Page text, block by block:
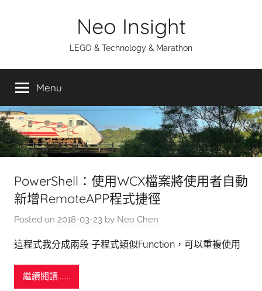
Neo Insight
LEGO & Technology & Marathon
Menu
PowerShell：使用WCX檔案將使用者自動
新增RemoteAPP程式捷徑
Posted on 2018-03-23 by Neo Chen
這程式我分成兩段 子程式類似Function，可以重複使用
繼續閱讀.......